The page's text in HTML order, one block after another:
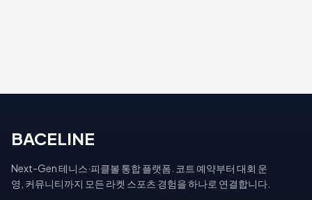
BACELINE
Next-Gen 테니스·피클볼 통합 플랫폼. 코트 예약부터 대회 운
영, 커뮤니티까지 모든 라켓 스포츠 경험을 하나로 연결합니다.